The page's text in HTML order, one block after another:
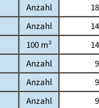
Anzahl 18
Anzahl 14
100 m² 14
Anzahl 9
Anzahl 9
Anzahl 9